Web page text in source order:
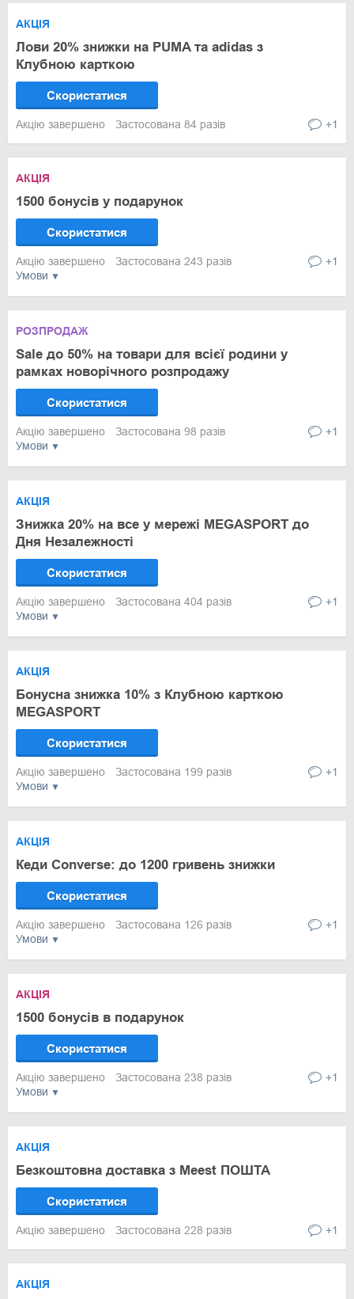
АКЦІЯ
Лови 20% знижки на PUMA та adidas з
Клубною карткою
Скористатися
Акцію завершено Застосована 84 разів +1
Умови
АКЦІЯ
1500 бонусів у подарунок
Скористатися
Акцію завершено Застосована 243 разів +1
Умови
РОЗПРОДАЖ
Sale до 50% на товари для всієї родини у
рамках новорічного розпродажу
Скористатися
Акцію завершено Застосована 98 разів +1
Умови
АКЦІЯ
Знижка 20% на все у мережі MEGASPORT до
Дня Незалежності
Скористатися
Акцію завершено Застосована 404 разів +1
Умови
АКЦІЯ
Бонусна знижка 10% з Клубною карткою
MEGASPORT
Скористатися
Акцію завершено Застосована 199 разів +1
Умови
АКЦІЯ
Кеди Converse: до 1200 гривень знижки
Скористатися
Акцію завершено Застосована 126 разів +1
Умови
АКЦІЯ
1500 бонусів в подарунок
Скористатися
Акцію завершено Застосована 238 разів +1
АКЦІЯ
Безкоштовна доставка з Meest ПОШТА
Скористатися
Акцію завершено Застосована 228 разів +1
АКЦІЯ